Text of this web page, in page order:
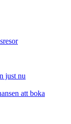
just nu
att boka